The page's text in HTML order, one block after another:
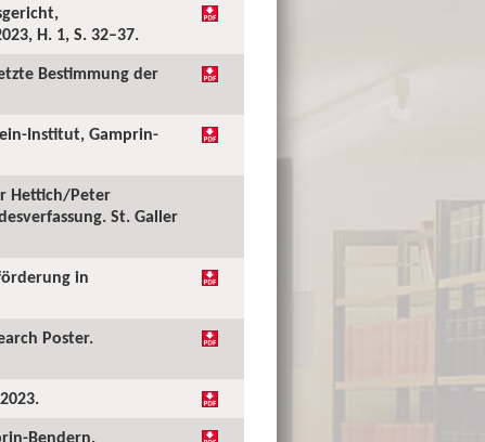
H. 1, S. 32–37.
Bestimmung der
Institut, Gamprin-
Hettich/Peter
St. Galler
in
Poster.
Bendern.